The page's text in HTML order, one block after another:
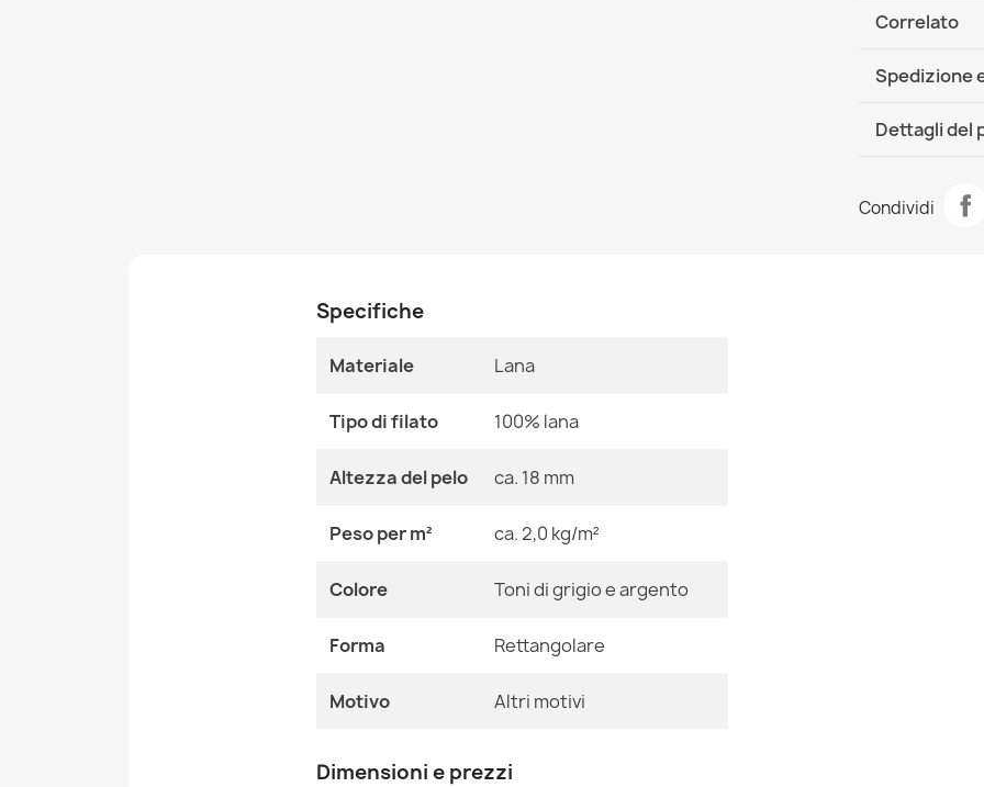
Correlato
Tappeto
40,90 €
Spedizione
DHL / GLS
Dettagli del
Condividi
Specifiche
Materiale Lana
Tipo di filato 100% lana
Altezza del pelo ca. 18 mm
Peso per m² ca. 2,0 kg/m²
Colore Toni di grigio e argento
Forma Rettangolare
Motivo Altri motivi
Dimensioni e prezzi